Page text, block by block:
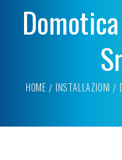
HOME INSTALLAZIONI